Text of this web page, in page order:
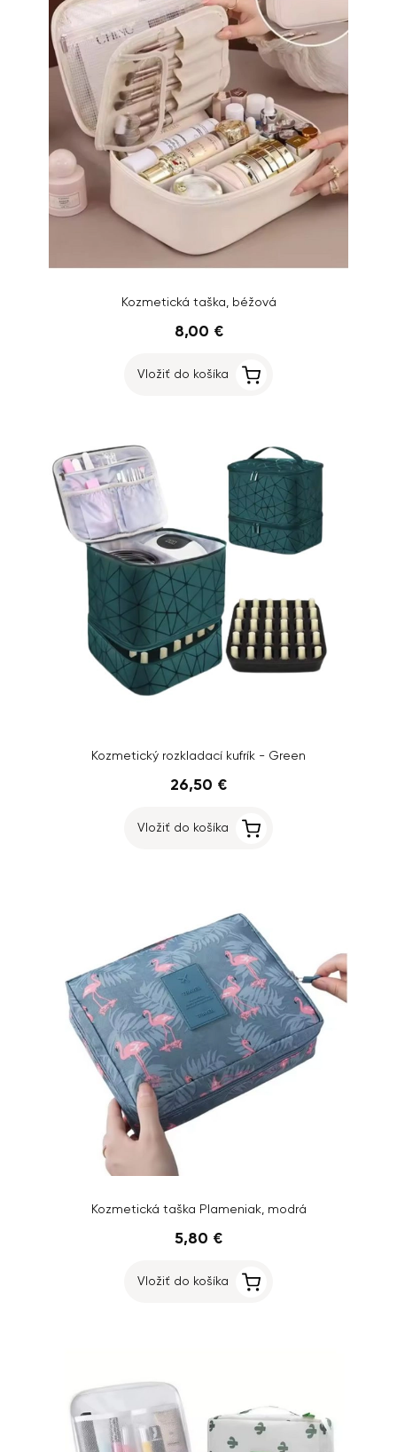
Kozmetická taška, béžová
8,00 €
Vložiť do košíka
Kozmetický rozkladací kufrík - Green
26,50 €
Vložiť do košíka
Kozmetická taška Plameniak, modrá
5,80 €
Vložiť do košíka